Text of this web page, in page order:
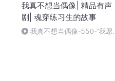
我真不想当偶像| 精品有声
剧| 魂穿练习生的故事
我真不想当偶像-550-“我愿